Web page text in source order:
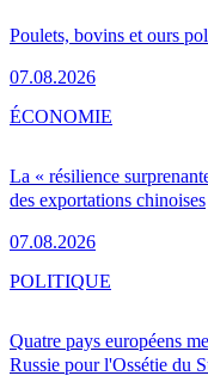
Poulets, bovins et ours
07.08.2026
La « résilience
des exportations chinoises
07.08.2026
ÉCONOMIE
Quatre pays européens
Russie pour l'Ossétie du
POLITIQUE